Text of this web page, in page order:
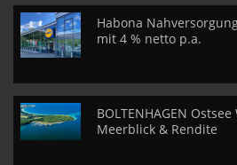
Habona
mit 4 % netto p.a.
BOLTENHAGEN
Meerblick & Rendite